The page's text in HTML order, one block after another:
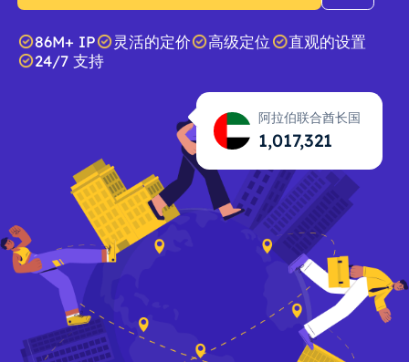
86M+ IP 灵活的定价 高级定位
直观的设置
24/7 支持
阿拉伯联合酋长国
1,017,322